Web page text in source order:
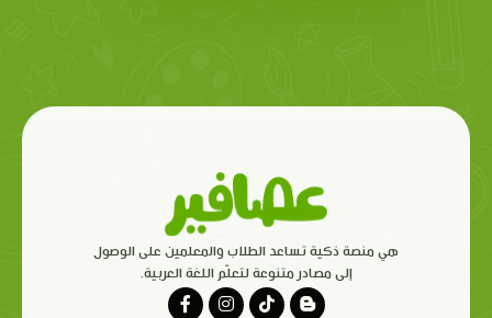
هي منصة ذكية تساعد الطلاب والمعلمين على الوصول
إلى مصادر متنوعة لتعلّم اللغة العربية.